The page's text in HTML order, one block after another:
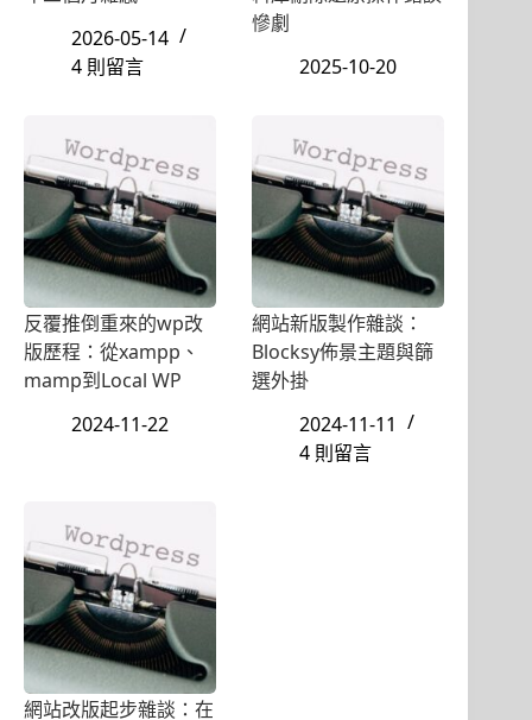
2026-05-14
4 則留言
慘劇
2025-10-20
反覆推倒重來的wp改
版歷程：從xampp、
mamp到Local WP
2024-11-22
網站新版製作雜談：
Blocksy佈景主題與篩
選外掛
2024-11-11
4 則留言
網站改版起步雜談：在